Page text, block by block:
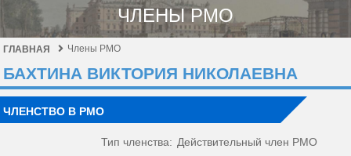
ЧЛЕНЫ РМО
ГЛАВНАЯ Члены РМО
БАХТИНА ВИКТОРИЯ НИКОЛАЕВНА
ЧЛЕНСТВО В РМО
Тип членства: Действительный член РМО